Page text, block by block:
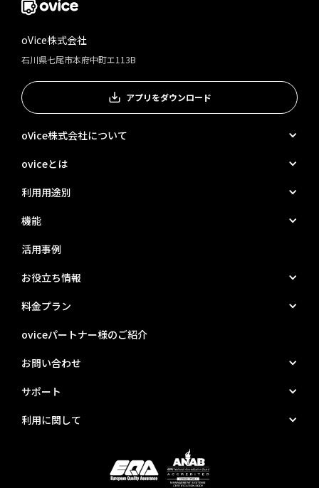
oVice株式会社
石川県七尾市本府中町エ113B
アプリをダウンロード
oVice株式会社について
oviceとは
利用用途別
機能
活用事例
お役立ち情報
料金プラン
oviceパートナー様のご紹介
お問い合わせ
サポート
利用に関して